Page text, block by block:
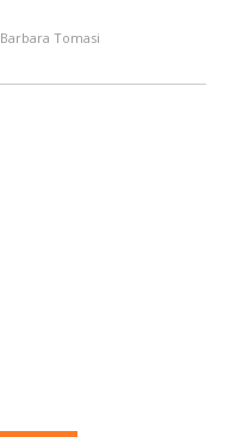
Barbara Tomasi